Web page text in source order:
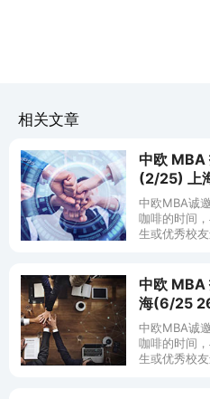
相关文章
中欧 MBA
(2/25) 上
中欧MBA诚
咖啡的时间
生或优秀校
中欧
海(6/25
中欧MBA诚
咖啡的时间
生或优秀校